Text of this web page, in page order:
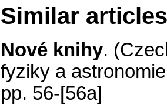
Similar
Nové knihy.
fyziky a astronomie
pp. 56-[56a]